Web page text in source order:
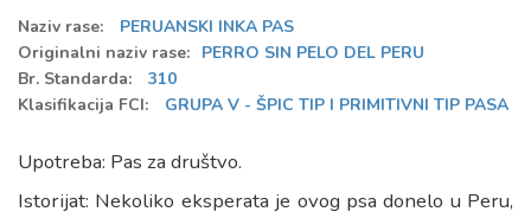
Naziv rase:
PERUANSKI INKA PAS
Originalni naziv rase: PERRO SIN PELO DEL PERU
Br. Standarda:
310
Klasifikacija FCI:
GRUPA V - ŠPIC TIP I PRIMITIVNI TIP PASA
Upotreba: Pas za društvo.
Istorijat: Nekoliko eksperata je ovog psa donelo u Peru,